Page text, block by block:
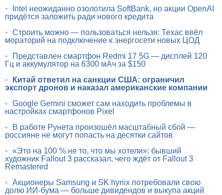
•
Intel неожиданно озолотила SoftBank, но акции OpenAI
придётся заложить ради нового кредита
• Строить можно — пользоваться нельзя: Техас ввёл
мораторий на подключение к энергосети новых ЦОД
•
Представлен смартфон Redmi 17 5G — дисплей 120
Гц и аккумулятор на 6300 мАч за $150
•
Китай ответил на санкции США: ограничил
экспорт дронов и наказал американские компании
• Google Gemini сможет сам находить проблемы в
настройках смартфонов Pixel
•
В работе Рунета произошёл масштабный сбой —
россияне не могут попасть на десятки сайтов
• «Это на 100 % не то, что мы хотели»: бывший
художник Fallout 3 рассказал, чего ждёт от Fallout 3
Remastered
• Акционеры Samsung и SK hynix потребовали свою
долю ИИ-бума — больше дивидендов и выкупа акций